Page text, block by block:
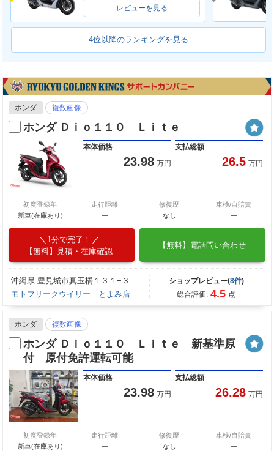
レビューを見る
4位以降のランキングを見る
ホンダ 複数画像
ホンダ Ｄｉｏ１１０ Ｌｉｔｅ
本体価格
23.98 万円
支払総額
26.5 万円
初度登録年
新車(在庫あり)
走行距離
―
修復歴
なし
車検/自賠責
―
1分で完了！
【無料】見積・在庫確認
【無料】電話問い合わせ
沖縄県 豊見城市真玉橋１３１−３
モトフリークウイリー とよみ店
ショップレビュー(8件)
総合評価: 4.5 点
ホンダ 複数画像
ホンダ Ｄｉｏ１１０ Ｌｉｔｅ 新基準原
付 原付免許運転可能
本体価格
23.98 万円
支払総額
26.28 万円
初度登録年
新車(在庫あり)
走行距離
―
修復歴
なし
車検/自賠責
―